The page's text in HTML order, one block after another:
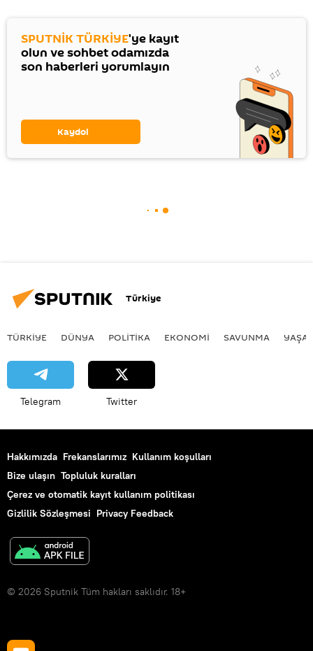
SPUTNİK TÜRKİYE'ye kayıt
olun ve sohbet odamızda
son haberleri yorumlayın
Kaydol
Türkiye
TÜRKIYE DÜNYA POLİTİKA EKONOMİ SAVUNMA
Telegram Twitter
Hakkımızda Frekanslarımız Kullanım koşulları
Bize ulaşın Topluluk kuralları
Çerez ve otomatik kayıt kullanım politikası
Gizlilik Sözleşmesi Privacy Feedback
© 2026 Sputnik Tüm hakları saklıdır. 18+